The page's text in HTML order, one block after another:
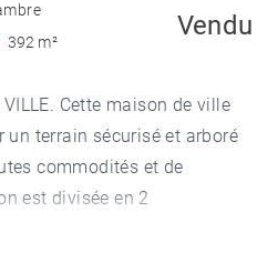
392 m²
Vendu
VILLE. Cette maison de ville
un terrain sécurisé et arboré
commodités et de
est divisée en 2
d'un appartement